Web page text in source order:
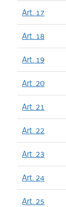
Art. 17
Art. 18
Art. 19
Art. 20
Art. 21
Art. 22
Art. 23
Art. 24
Art. 25